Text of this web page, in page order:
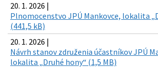
20. 1. 2026 |
Plnomocenstvo JPÚ Mankovce, lokalita
(441,5 kB)
20. 1. 2026 |
Návrh stanov združenia účastníkov JPÚ
lokalita „Druhé hony“ (1,5 MB)